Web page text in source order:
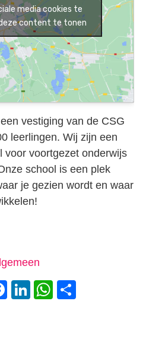
media cookies te
content te tonen
vestiging van de CSG
leerlingen. Wij zijn een
voor voortgezet onderwijs
school is een plek
je gezien wordt en waar
Facebook
LinkedIn
WhatsApp